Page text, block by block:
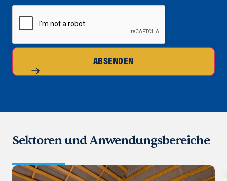
CAPTCHA
ABSENDEN
Sektoren und Anwendungsbereiche